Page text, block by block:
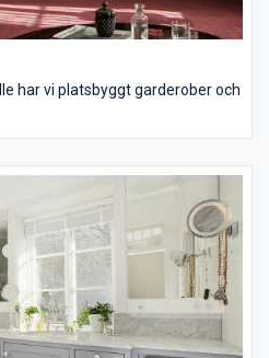
har vi platsbyggt garderober och